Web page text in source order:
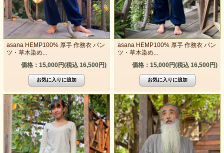
asana HEMP100% 厚手 作務衣 パン
ツ・草木染め...
価格：15,000円(税込 16,500円)
asana HEMP100% 厚手 作務衣 パン
ツ・草木染め...
価格：15,000円(税込 16,500円)